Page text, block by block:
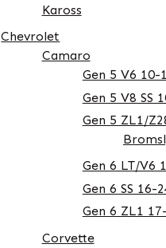
Kaross
Chevrolet
Camaro
Gen 5 V6 10-
Gen 5 V8 SS
Gen 5 ZL1/
Gen 6 LT/V6
Gen 6 SS 16-
Gen 6 ZL1
Corvette